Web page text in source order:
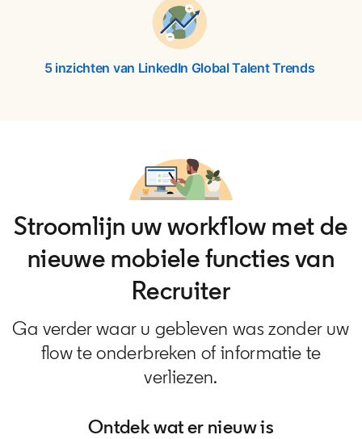
5 inzichten van LinkedIn Global Talent Trends
Stroomlijn uw workflow met de
nieuwe mobiele functies van
Recruiter
Ga verder waar u gebleven was zonder uw
flow te onderbreken of informatie te
verliezen.
Ontdek wat er nieuw is